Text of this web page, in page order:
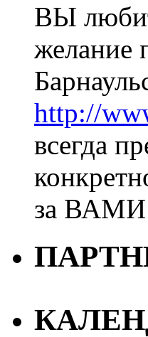
ВЫ
желание
http://
всегда
за ВАМИ!